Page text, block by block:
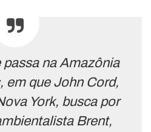
passa na Amazônia
em que John Cord,
York, busca por
Brent,